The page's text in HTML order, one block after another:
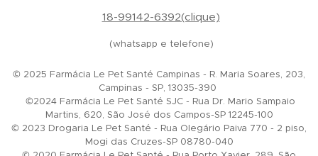
18-99142-6392(clique)
(whatsapp e telefone)
© 2025 Farmácia Le Pet Santé Campinas - R. Maria Soares, 203,
Campinas - SP, 13035-390
©2024 Farmácia Le Pet Santé SJC - Rua Dr. Mario Sampaio
Martins, 620, São José dos Campos-SP 12245-100
© 2023 Drogaria Le Pet Santé - Rua Olegário Paiva 770 - 2 piso,
Mogi das Cruzes-SP 08780-040